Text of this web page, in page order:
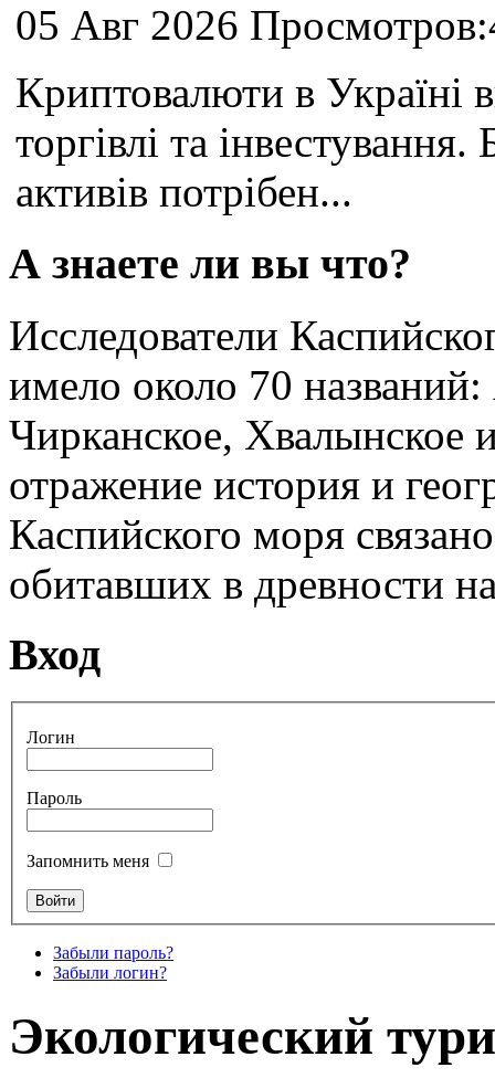
05 Авг 2026
Криптовалюти в Україні
торгівлі та
активів потрібен...
А знаете ли вы что?
Исследователи
имело около 70
Чирканское, Хвалынское
отражение история и
Каспийского моря
обитавших в древности
Вход
Логин
Пароль
Запомнить меня
Забыли пароль?
Забыли логин?
Экологический